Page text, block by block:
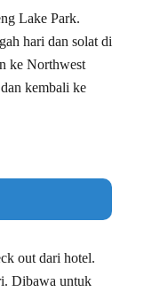
Lake Park.
hari dan solat di
ke Northwest
kembali ke
out dari hotel.
Dibawa untuk